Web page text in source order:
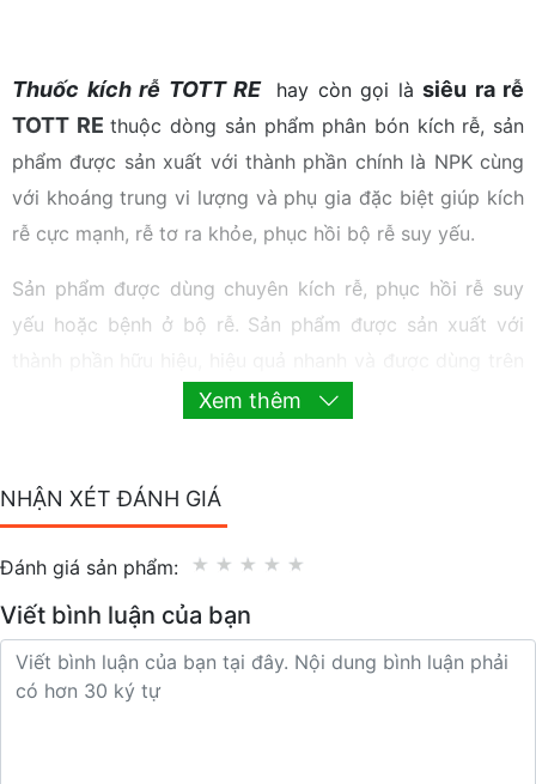
Thuốc kích rễ TOTT RE hay còn gọi là siêu ra rễ
TOTT RE thuộc dòng sản phẩm phân bón kích rễ, sản
phẩm được sản xuất với thành phần chính là NPK cùng
với khoáng trung vi lượng và phụ gia đặc biệt giúp kích
rễ cực mạnh, rễ tơ ra khỏe, phục hồi bộ rễ suy yếu.
Sản phẩm được dùng chuyên kích rễ, phục hồi rễ suy
yếu hoặc bệnh ở bộ rễ. Sản phẩm được sản xuất với
tất cả các loại cây trồng: cây công nghiệp, cây ăn quả,
Xem thêm
NHẬN XÉT ĐÁNH GIÁ
Đánh giá sản phẩm:
Viết bình luận của bạn